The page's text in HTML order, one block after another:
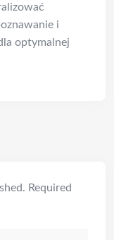
i
optymalnej
Required